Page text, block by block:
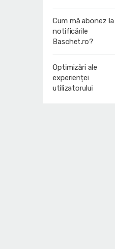
Cum mă abonez la
notificările
Baschet.ro?
Optimizări ale
experienței
utilizatorului